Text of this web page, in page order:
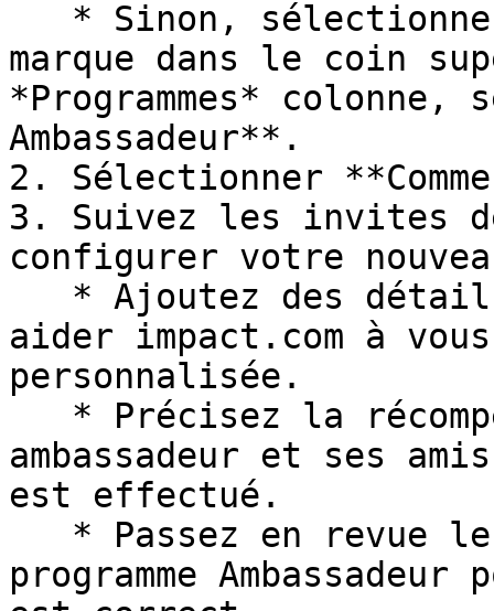
marque dans le coin
*Programmes*
Ambassadeur**.
2. Sélectionner
3. Suivez les invites
configurer votre
aider impact.com à
personnalisée.
ambassadeur et ses
est effectué.
programme